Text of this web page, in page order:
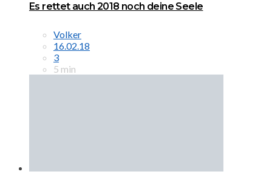
Es rettet auch 2018 noch deine Seele
Volker
16.02.18
3
5 min